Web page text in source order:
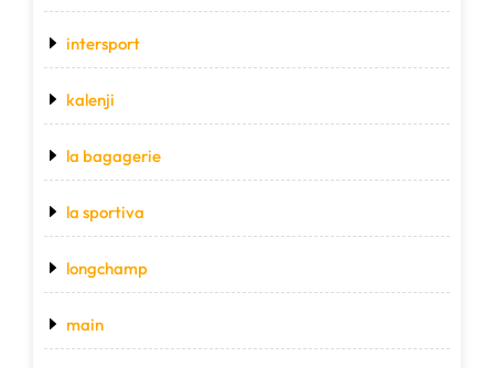
intersport
kalenji
la bagagerie
la sportiva
longchamp
main